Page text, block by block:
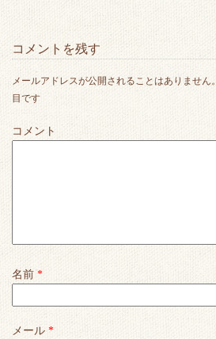
コメントを残す
メールアドレスが公開されることはありません。
目です
コメント
名前 *
メール *